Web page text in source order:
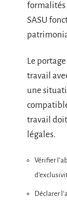
formalités
SASU
Le
travail
une
travail
légales.
Vérifier
Déclarer